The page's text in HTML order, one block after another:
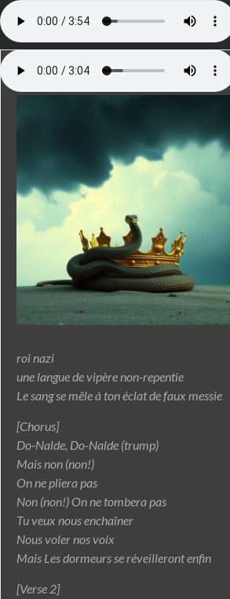
roi nazi
une langue de vipère non-repentie
Le sang se mêle à ton éclat de faux messie
[Chorus]
Do-Nalde, Do-Nalde (trump)
Mais non (non!)
On ne pliera pas
Non (non!) On ne tombera pas
Tu veux nous enchaîner
Nous voler nos voix
Mais Les dormeurs se réveilleront enfin
[Verse 2]